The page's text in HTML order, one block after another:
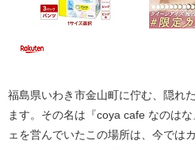
福島県いわき市金山町に佇む、隠れ
ます。その名は『coya cafe なのは
ェを営んでいたこの場所は、今では